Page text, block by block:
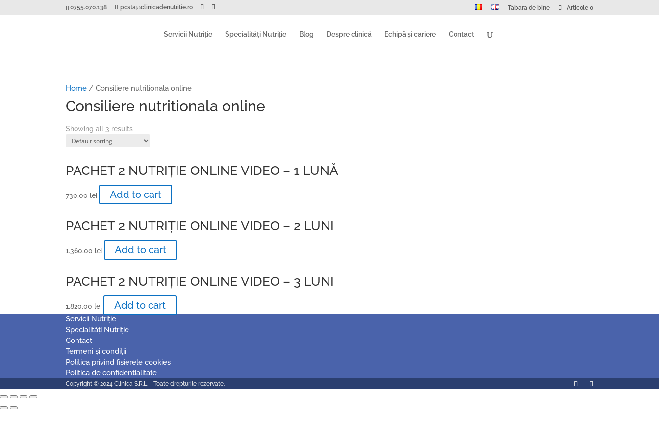
0755.070.138 posta@clinicadenutritie.ro Tabara de bine Articole 0
Servicii Nutriție Specialități Nutriție Blog Despre clinică Echipă și cariere Contact
Home / Consiliere nutritionala online
Consiliere nutritionala online
Showing all 3 results
PACHET 2 NUTRIȚIE ONLINE VIDEO – 1 LUNĂ
730,00 lei Add to cart
PACHET 2 NUTRIȚIE ONLINE VIDEO – 2 LUNI
1.360,00 lei Add to cart
PACHET 2 NUTRIȚIE ONLINE VIDEO – 3 LUNI
1.820,00 lei Add to cart
Servicii Nutriție
Specialități Nutriție
Contact
Termeni și condiții
Politica privind fisierele cookies
Politica de confidentialitate
Copyright © 2024 Clinica S.R.L. - Toate drepturile rezervate.